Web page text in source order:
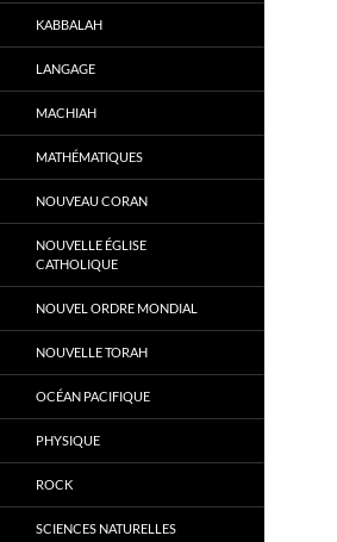
KABBALAH
LANGAGE
MACHIAH
MATHÉMATIQUES
NOUVEAU CORAN
NOUVELLE ÉGLISE
CATHOLIQUE
NOUVEL ORDRE MONDIAL
NOUVELLE TORAH
OCÉAN PACIFIQUE
PHYSIQUE
ROCK
SCIENCES NATURELLES